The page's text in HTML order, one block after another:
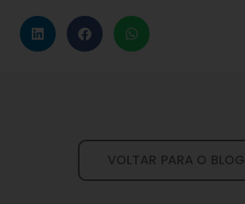
VOLTAR PARA O BLOG